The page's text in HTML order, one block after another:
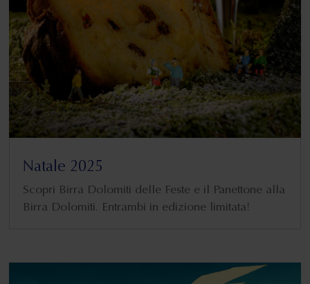
Natale 2025
Scopri Birra Dolomiti delle Feste e il Panettone alla
Birra Dolomiti. Entrambi in edizione limitata!